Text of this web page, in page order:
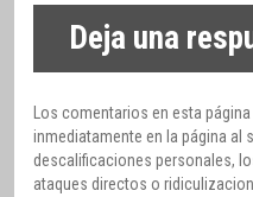
Deja una
Los comentarios en esta
inmediatamente en la página al
descalificaciones personales,
ataques directos o